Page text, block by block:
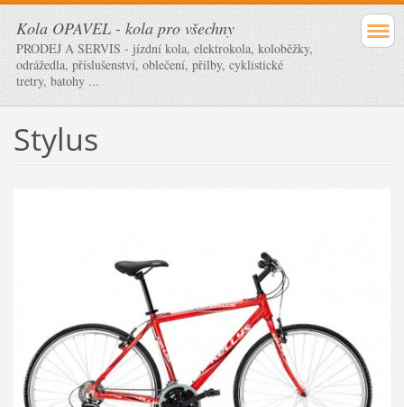
Kola OPAVEL - kola pro všechny
PRODEJ A SERVIS - jízdní kola, elektrokola, koloběžky,
odrážedla, příslušenství, oblečení, přilby, cyklistické
tretry, batohy ...
Stylus